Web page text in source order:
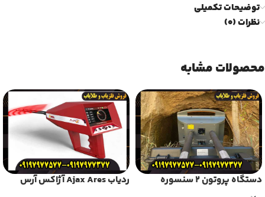
توضیحات تکمیلی
نظرات (0)
محصولات مشابه
دستگاه پروتون 2 سنسوره
ردیاب Ajax Ares آژاکس آرس